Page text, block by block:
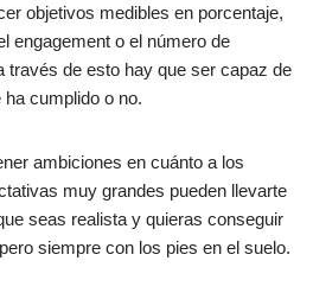
objetivos medibles en porcentaje,
engagement o el número de
través de esto hay que ser capaz de
cumplido o no.
ambiciones en cuánto a los
muy grandes pueden llevarte
seas realista y quieras conseguir
siempre con los pies en el suelo.